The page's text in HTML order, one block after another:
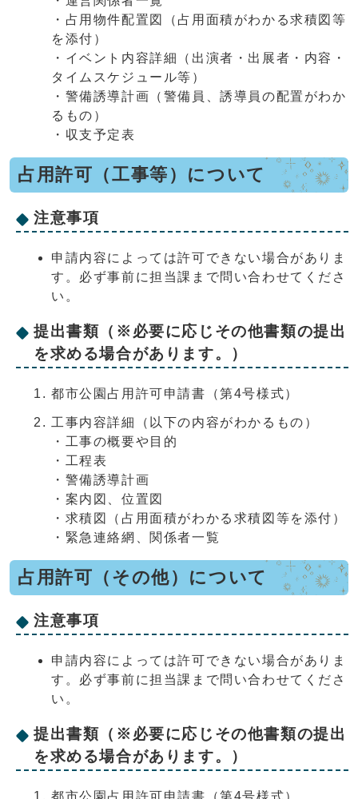
・占用物件配置図（占用面積がわかる求積図等
を添付）
・イベント内容詳細（出演者・出展者・内容・
タイムスケジュール等）
・警備誘導計画（警備員、誘導員の配置がわか
るもの）
・収支予定表
占用許可（工事等）について
注意事項
申請内容によっては許可できない場合がありま
す。必ず事前に担当課まで問い合わせてくださ
い。
提出書類（※必要に応じその他書類の提出
を求める場合があります。）
都市公園占用許可申請書（第4号様式）
工事内容詳細（以下の内容がわかるもの）
・工事の概要や目的
・工程表
・警備誘導計画
・案内図、位置図
・求積図（占用面積がわかる求積図等を添付）
・緊急連絡網、関係者一覧
占用許可（その他）について
注意事項
申請内容によっては許可できない場合がありま
す。必ず事前に担当課まで問い合わせてくださ
い。
提出書類（※必要に応じその他書類の提出
を求める場合があります。）